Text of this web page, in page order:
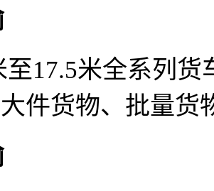
至17.5米全系列
件货物、批量货